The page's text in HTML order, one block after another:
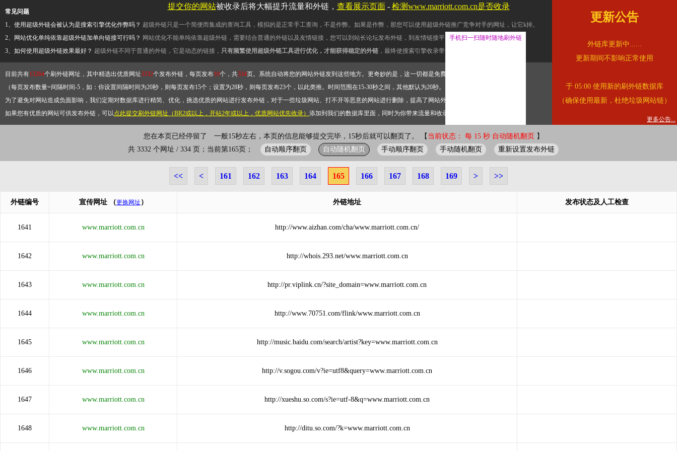
常见问题
1、使用超级外链会被认为是搜索引擎优化作弊吗？ 超级外链只是一个简便而集成的查询工具，模拟的是正常手工查询，不是作弊。如果是作弊，那您可以使用超级外链推广竞争对手的网址，让它k掉。
2、网站优化单纯依靠超级外链加单向链接可行吗？ 网站优化不能单纯依靠超级外链，需要结合普通的外链以及友情链接，您可以到站长论坛发布外链，到友情链接平台交换友情链接。
3、如何使用超级外链效果最好？ 超级外链不同于普通的外链，它是动态的链接， 只有频繁使用超级外链工具进行优化，才能获得稳定的外链 ，最终使搜索引擎收录带网址的查询页面。
目前共有13264个刷外链网址，其中精选出优质网址3332个发布外链，每页发布10个，共334页。系统自动将您的网站外链发到这些地方。更奇妙的是，这一切都是免费的。
（每页发布数量=间隔时间-5，如：你设置间隔时间为20秒，则每页发布15个；设置为28秒，则每页发布23个，以此类推。时间范围在15-30秒之间，其他默认为20秒。）
为了避免对网站造成负面影响，我们定期对数据库进行精简、优化，挑选优质的网站进行发布外链，对于一些垃圾网站、打不开等恶意的网站进行删除，提高了网站外链的质量。
如果您有优质的网站可供发布外链，可以点此提交刷外链网址（BR2或以上，开站2年或以上，优质网站优先收录） 添加到我们的数据库里面，同时为你带来流量和收录。
您在本页已经停留了 一般15秒左右，本页的信息能够提交完毕，15秒后就可以翻页了。 【 当前状态： 每 15 秒 自动随机翻页 】
共 3332 个网址 / 334 页；当前第165页；
自动顺序翻页 自动随机翻页 手动顺序翻页 手动随机翻页 重新设置发布外链
<< < 161 162 163 164 165 166 167 168 169 > >>
外链编号 宣传网址 （更换网址 ） 外链地址 发布状态及人工检查
1641 www.marriott.com.cn http://www.aizhan.com/cha/www.marriott.com.cn/
1642 www.marriott.com.cn http://whois.293.net/www.marriott.com.cn
1643 www.marriott.com.cn http://pr.viplink.cn/?site_domain=www.marriott.com.cn
1644 www.marriott.com.cn http://www.70751.com/flink/www.marriott.com.cn
1645 www.marriott.com.cn http://music.baidu.com/search/artist?key=www.marriott.com.cn
1646 www.marriott.com.cn http://v.sogou.com/v?ie=utf8&query=www.marriott.com.cn
1647 www.marriott.com.cn http://xueshu.so.com/s?ie=utf-8&q=www.marriott.com.cn
1648 www.marriott.com.cn http://ditu.so.com/?k=www.marriott.com.cn
提交你的网站被收录后将大幅提升流量和外链， 查看展示页面- 检测www.marriott.com.cn是否收录
更新公告
外链库更新中......
更新期间不影响正常使用
于 05:00 使用新的刷外链数据库
（确保使用最新，杜绝垃圾网站链）
更多公告...
手机扫一扫随时随地刷外链